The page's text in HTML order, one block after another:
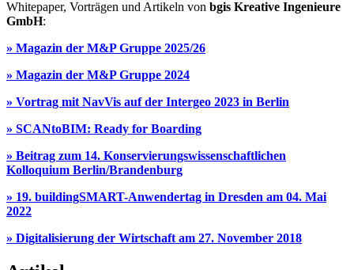
Whitepaper, Vorträgen und Artikeln von bgis Kreative Ingenieure
GmbH:
» Magazin der M&P Gruppe 2025/26
» Magazin der M&P Gruppe 2024
» Vortrag mit NavVis auf der Intergeo 2023 in Berlin
» SCANtoBIM: Ready for Boarding
» Beitrag zum 14. Konservierungswissenschaftlichen
Kolloquium Berlin/Brandenburg
» 19. buildingSMART-Anwendertag in Dresden am 04. Mai
2022
» Digitalisierung der Wirtschaft am 27. November 2018